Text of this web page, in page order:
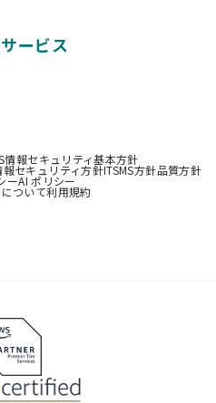
ービス
情報セキュリティ基本方針
セキュリティ方針ITSMS方針品質方針
ーAI ポリシー
ついて利用規約